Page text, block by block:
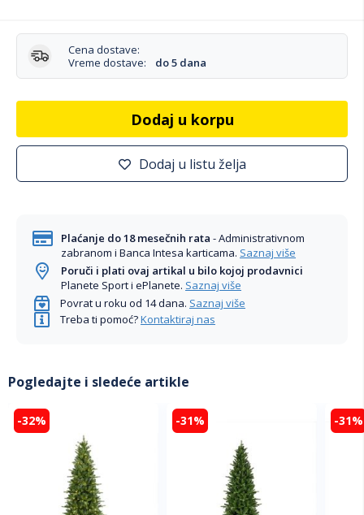
Cena dostave:
Vreme dostave:
do 5 dana
Dodaj u korpu
Dodaj u listu želja
Plaćanje do 18 mesečnih rata - Administrativnom
zabranom i Banca Intesa karticama. Saznaj više
Poruči i plati ovaj artikal u bilo kojoj prodavnici
Planete Sport i ePlanete. Saznaj više
Povrat u roku od 14 dana. Saznaj više
Treba ti pomoć?Kontaktiraj nas
Pogledajte i sledeće artikle
-32% -31% -31%